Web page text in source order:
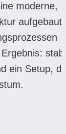
moderne,
aufgebaut
ein Setup,